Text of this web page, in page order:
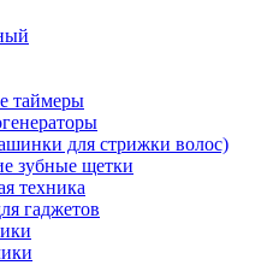
таймеры
для стрижки волос)
зубные щетки
техника
гаджетов